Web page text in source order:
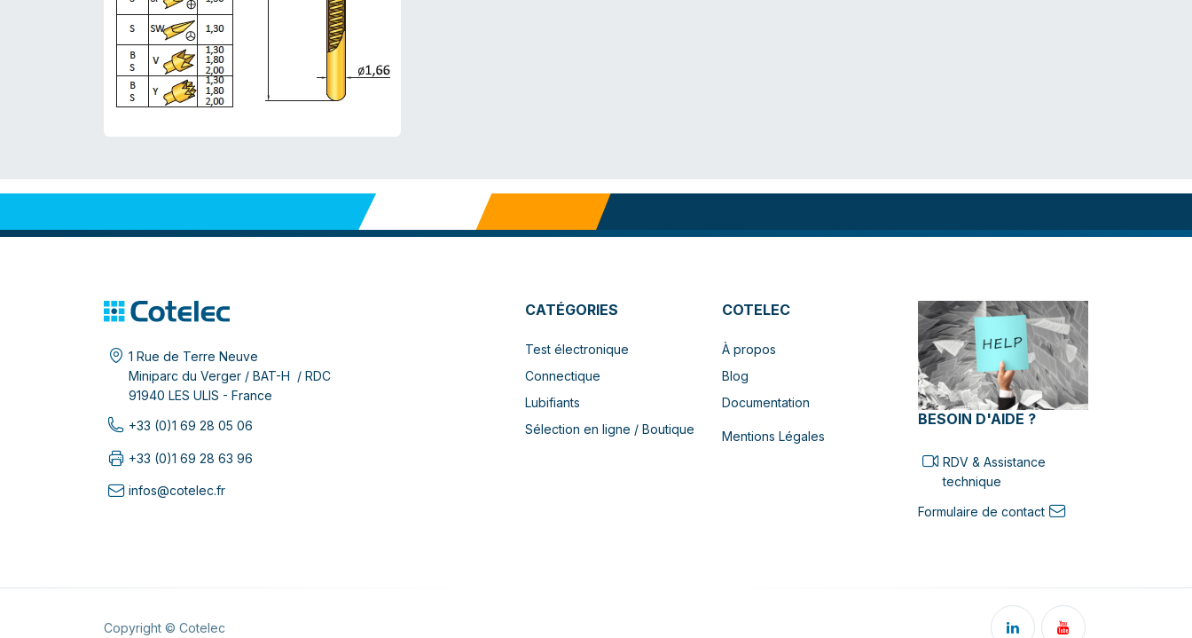
1 Rue de Terre Neuve
Miniparc du Verger / BAT-H / RDC
91940 LES ULIS - France
+33 (0)1 69 28 05 06
+33 (0)1 69 28 63 96
infos@cotelec.fr
CATÉGORIES
Test électronique
Connectique
Lubifiants
Sélection en ligne / Boutique
COTELEC
À propos
Blog
Documentation
Mentions Légales
BESOIN D'AIDE ?
RDV & Assistance
technique
Formulaire de contact
Copyright © Cotelec